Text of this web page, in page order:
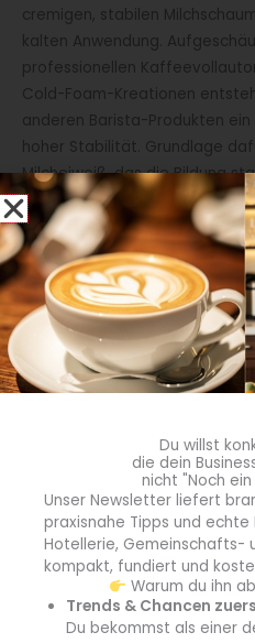
cremigen, stabilen
kalten Anwendung.
professionellen
Cold-Foam-Kreationen
anderen Barista-Produkten
hoher Stabilität. Grundlage
Milcheiweiß, das die Bildung
Der Fettgehalt von 2,5 % ist
Kaffeespezialitäten
Die Barista-Milch wird im
Gebinde angeboten und ist
mehrere Wochen ungekühlt
Du willst
die dein
nicht "Noch
Unser Newsletter liefert
praxisnahe Tipps und
Hotellerie, Gemeinschafts-
kompakt, fundiert und
Warum du ihn
Trends & Chancen
Du bekommst als einer